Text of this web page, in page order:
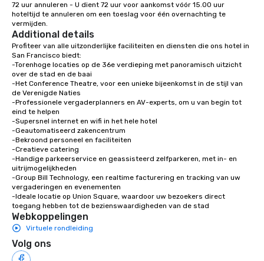
with different people
down at each venue
experiences not only
Lip Smacking Foodie
experiences can
Stress-Free Booking
enjoy the company of
more easily. You’ll
knowing that
72 uur annuleren - U dient 72 uur voor aankomst vóór 15.00 uur
hoteltijd te annuleren om een toeslag voor één overnachting te
vermijden.
Additional details
Profiteer van alle uitzonderlijke faciliteiten en diensten die ons hotel in
San Francisco biedt:
-Torenhoge locaties op de 36e verdieping met panoramisch uitzicht
over de stad en de baai
-Het Conference Theatre, voor een unieke bijeenkomst in de stijl van
de Verenigde Naties
-Professionele vergaderplanners en AV-experts, om u van begin tot
eind te helpen
-Supersnel internet en wifi in het hele hotel
-Geautomatiseerd zakencentrum
-Bekroond personeel en faciliteiten
-Creatieve catering
-Handige parkeerservice en geassisteerd zelfparkeren, met in- en
uitrijmogelijkheden
-Group Bill Technology, een realtime facturering en tracking van uw
vergaderingen en evenementen
-Ideale locatie op Union Square, waardoor uw bezoekers direct
toegang hebben tot de bezienswaardigheden van de stad
Webkoppelingen
Virtuele rondleiding
Volg ons